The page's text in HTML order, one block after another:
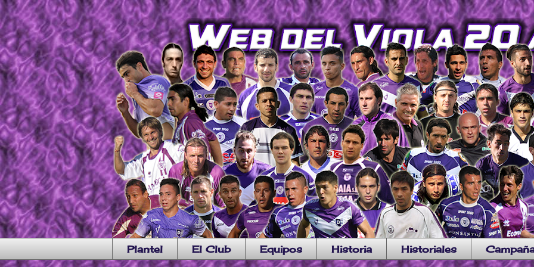
Plantel El Club Equipos Historia Historiales